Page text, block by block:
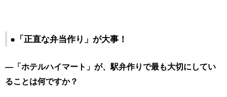
●「正直な弁当作り」が大事！
―「ホテルハイマート」が、駅弁作りで最も大切にしてい
ることは何ですか？